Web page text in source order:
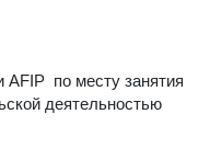
AFIP по месту занятия
деятельностью